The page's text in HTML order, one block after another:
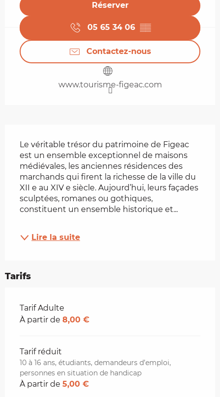
Réserver
05 65 34 06 ▒▒
Contactez-nous
www.tourisme-figeac.com
Le véritable trésor du patrimoine de Figeac
est un ensemble exceptionnel de maisons
médiévales, les anciennes résidences des
marchands qui firent la richesse de la ville du
XII e au XIV e siècle. Aujourd’hui, leurs façades
sculptées, romanes ou gothiques,
constituent un ensemble historique et...
Lire la suite
Tarifs
Tarifs 2026
Tarif Adulte
À partir de 8,00 €
Tarif réduit
10 à 16 ans, étudiants, demandeurs d’emploi,
personnes en situation de handicap
À partir de 5,00 €